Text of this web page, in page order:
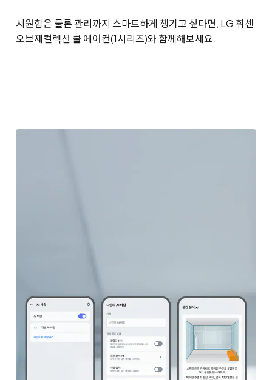
시원함은 물론 관리까지 스마트하게 챙기고 싶다면, LG 휘센
오브제컬렉션 쿨 에어컨(1시리즈)와 함께해보세요.